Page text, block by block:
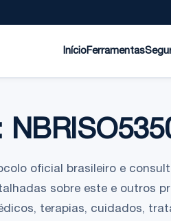
InícioFerramentas
oficial brasileiro e
sobre este e outros
terapias, cuidados,